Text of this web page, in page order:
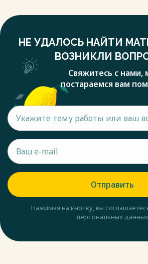
НЕ УДАЛОСЬ НАЙТИ
ВОЗНИКЛИ
Свяжитесь с нами,
постараемся вам
Отправить
Нажимая на кнопку, вы
персональных данных